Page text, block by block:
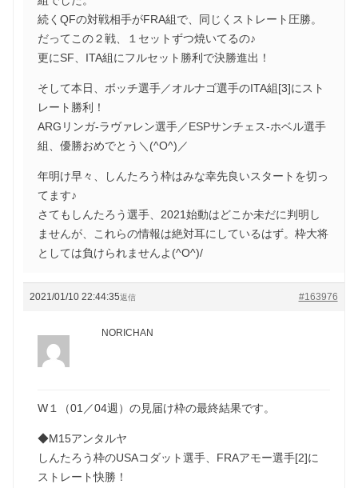
続くQFの対戦相手がFRA組で、同じくストレート圧勝。
だってこの２戦、１セットずつ焼いてるの♪
更にSF、ITA組にフルセット勝利で決勝進出！
そして本日、ボッチ選手／オルナゴ選手のITA組[3]にスト
レート勝利！
ARGリンガ-ラヴァレン選手／ESPサンチェス-ホベル選手
組、優勝おめでとう＼(^O^)／
年明け早々、しんたろう枠はみな幸先良いスタートを切っ
てます♪
さてもしんたろう選手、2021始動はどこか未だに判明し
ませんが、これらの情報は絶対耳にしているはず。枠大将
としては負けられませんよ(^O^)/
2021/01/10 22:44:35 #163976
返信
NORICHAN
W１（01／04週）の見届け枠の最終結果です。
◆M15アンタルヤ
しんたろう枠のUSAコダット選手、FRAアモー選手[2]に
ストレート快勝！